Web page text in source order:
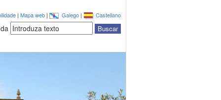
| Mapa web | Galego | Castellano